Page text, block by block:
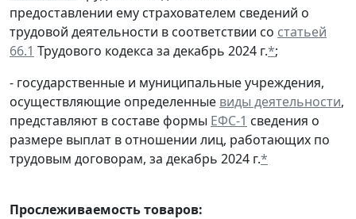
предоставлении ему страхователем сведений о
трудовой деятельности в соответствии со статьей
66.1 Трудового кодекса за декабрь 2024 г.*;
- государственные и муниципальные учреждения,
осуществляющие определенные виды деятельности,
представляют в составе формы ЕФС-1 сведения о
размере выплат в отношении лиц, работающих по
трудовым договорам, за декабрь 2024 г.*
Прослеживаемость товаров: